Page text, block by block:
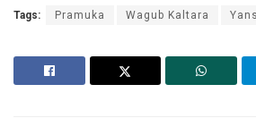
Tags: Pramuka Wagub Kaltara